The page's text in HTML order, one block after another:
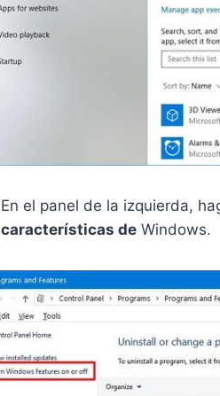
En el panel de la izquierda,
características de Windows.